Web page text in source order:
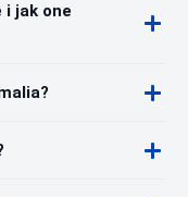
i jak one